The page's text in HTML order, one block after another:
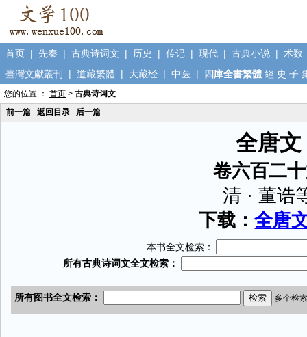
首页 | 先秦 | 古典诗词文 | 历史 | 传记 | 现代 | 古典小说 | 术数
臺灣文獻叢刊
| 道藏繁體 | 大藏经 | 中医 | 四庫全書繁體 經 史 子
您的位置 ： 首页 > 古典诗词文
前一篇
返回目录 后一篇
全唐文
卷六百二
清 · 董诰
下载：全唐
本书全文检索：